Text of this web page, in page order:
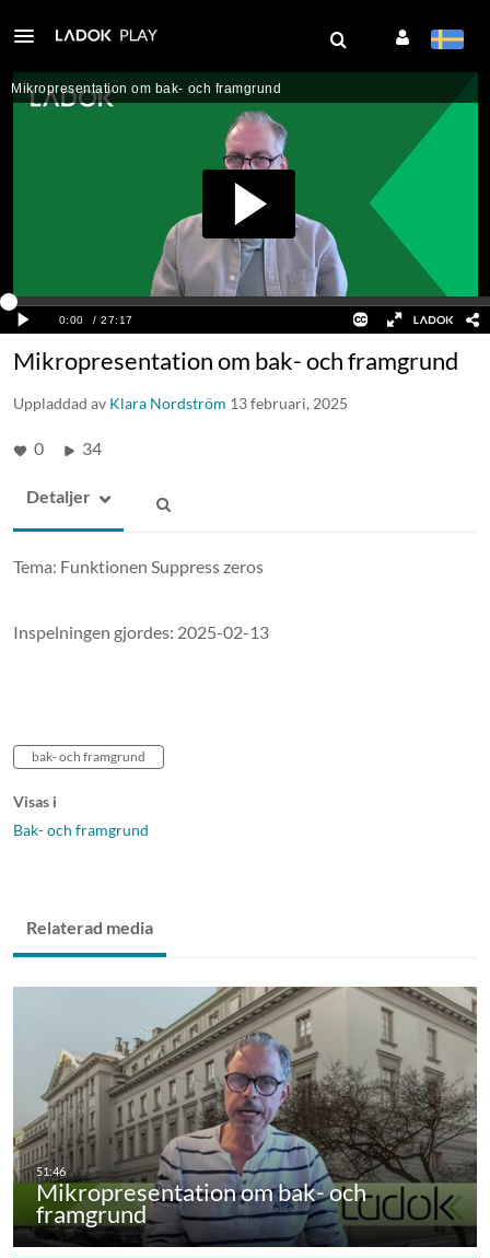
Mikropresentation om bak- och framgrund
Uppladdad av Klara Nordström 13 februari, 2025
0 34
Detaljer
Tema: Funktionen Suppress zeros
Inspelningen gjordes: 2025-02-13
bak- och framgrund
Visas i
Bak- och framgrund
Relaterad media
Mikropresentation om bak- och
framgrund